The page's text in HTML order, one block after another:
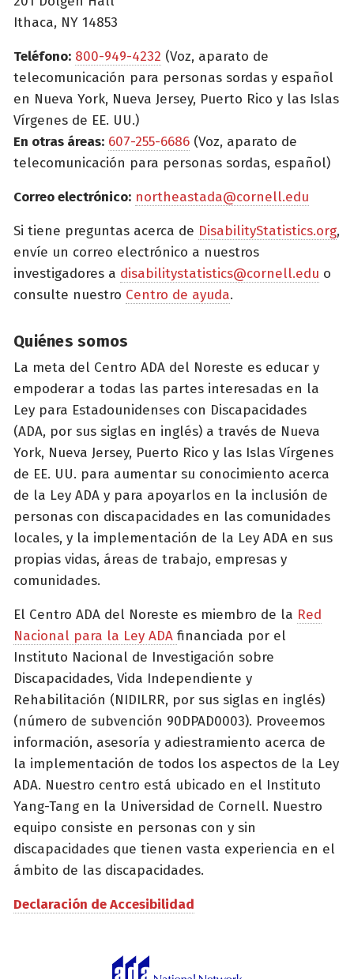
Ithaca, NY 14853
Teléfono: 800-949-4232 (Voz, aparato de
telecomunicación para personas sordas y español
en Nueva York, Nueva Jersey, Puerto Rico y las Islas
Vírgenes de EE. UU.)
En otras áreas: 607-255-6686 (Voz, aparato de
telecomunicación para personas sordas, español)
Correo electrónico: northeastada@cornell.edu
Si tiene preguntas acerca de DisabilityStatistics.org,
envíe un correo electrónico a nuestros
investigadores a disabilitystatistics@cornell.edu o
consulte nuestro Centro de ayuda.
Quiénes somos
La meta del Centro ADA del Noreste es educar y
empoderar a todas las partes interesadas en la
Ley para Estadounidenses con Discapacidades
(ADA, por sus siglas en inglés) a través de Nueva
York, Nueva Jersey, Puerto Rico y las Islas Vírgenes
de EE. UU. para aumentar su conocimiento acerca
de la Ley ADA y para apoyarlos en la inclusión de
personas con discapacidades en las comunidades
locales, y la implementación de la Ley ADA en sus
propias vidas, áreas de trabajo, empresas y
comunidades.
El Centro ADA del Noreste es miembro de la Red
Nacional para la Ley ADA financiada por el
Instituto Nacional de Investigación sobre
Discapacidades, Vida Independiente y
Rehabilitación (NIDILRR, por sus siglas en inglés)
(número de subvención 90DPAD0003). Proveemos
información, asesoría y adiestramiento acerca de
la implementación de todos los aspectos de la Ley
ADA. Nuestro centro está ubicado en el Instituto
Yang-Tang en la Universidad de Cornell. Nuestro
equipo consiste en personas con y sin
discapacidades que tienen vasta experiencia en el
ámbito de las discapacidades.
Declaración de Accesibilidad